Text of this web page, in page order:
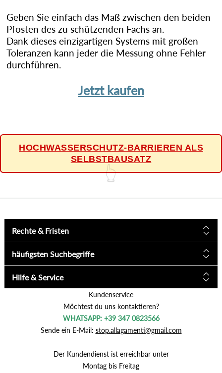
Geben Sie einfach das Maß zwischen den beiden
Pfosten des zu schützenden Fachs an.
Dank dieses einzigartigen Systems mit großen
Toleranzen kann jeder die Messung ohne Fehler
durchführen.
Jetzt kaufen
HOCHWASSERSCHUTZ-BARRIEREN ALS
SELBSTBAUSATZ
👆
Rechte & Fristen
häufigsten Suchbegriffe
Hilfe & Service
Kundenservice
Möchtest du uns kontaktieren?
WHATSAPP: +39 347 0823566
Sende ein E-Mail: stop.allagamenti@gmail.com
Der Kundendienst ist erreichbar unter
Montag bis Freitag